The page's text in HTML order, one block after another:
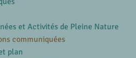
et Activités de Pleine Nature
communiquées
plan